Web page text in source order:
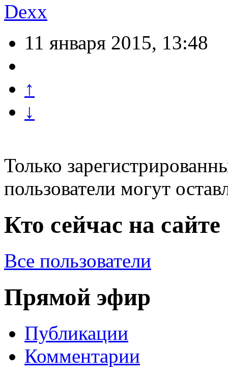
Dexx
11 января 2015, 13:48
↑
↓
Только
пользователи могут
Кто сейчас на сайте
Все пользователи
Прямой эфир
Публикации
Комментарии